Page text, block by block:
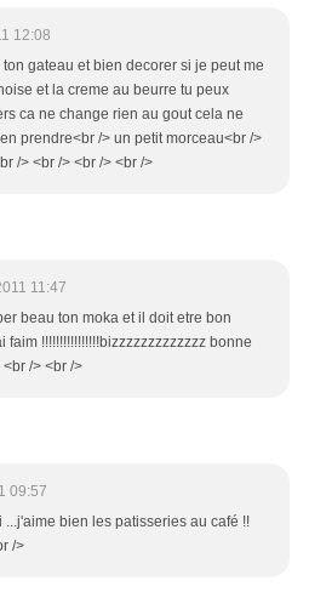
12:08
gateau et bien decorer si je peut me
et la creme au beurre tu peux
ca ne change rien au gout cela ne
prendre<br /> un petit morceau<br />
/> <br /> <br /> <br />
11:47
beau ton moka et il doit etre bon
faim !!!!!!!!!!!!!!!!bizzzzzzzzzzzzz bonne
/> <br />
09:57
...j'aime bien les patisseries au café !!
/>